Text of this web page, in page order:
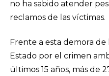
no ha sabido atender
reclamos de las víctimas.
Frente a esta demora de
Estado por el crimen
últimos 15 años, más de